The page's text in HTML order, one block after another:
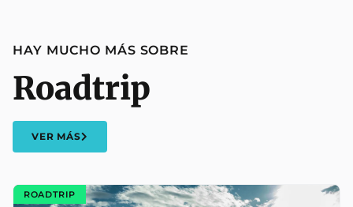
HAY MUCHO MÁS SOBRE
Roadtrip
VER MÁS
ROADTRIP